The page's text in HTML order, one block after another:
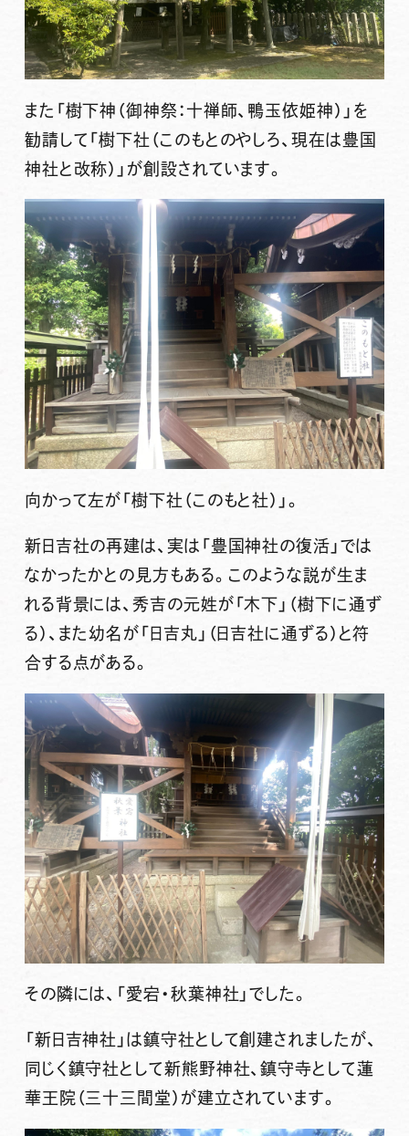
また「樹下神（御神祭：十禅師、鴨玉依姫神）」を
勧請して「樹下社（このもとのやしろ、現在は豊国
神社と改称）」が創設されています。
向かって左が「樹下社（このもと社）」。
新日吉社の再建は、実は「豊国神社の復活」では
なかったかとの見方もある。このような説が生ま
れる背景には、秀吉の元姓が「木下」（樹下に通ず
る）、また幼名が「日吉丸」（日吉社に通ずる）と符
合する点がある。
その隣には、「愛宕・秋葉神社」でした。
「新日吉神社」は鎮守社として創建されましたが、
同じく鎮守社として新熊野神社、鎮守寺として蓮
華王院（三十三間堂）が建立されています。